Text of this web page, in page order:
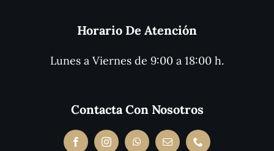
Horario De Atención
Lunes a Viernes de 9:00 a 18:00 h.
Contacta Con Nosotros